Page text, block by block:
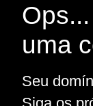
uma
Seu